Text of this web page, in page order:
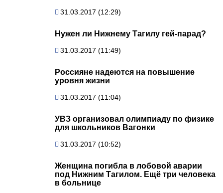
31.03.2017 (12:29)
Нужен ли Нижнему Тагилу гей-парад?
31.03.2017 (11:49)
Россияне надеются на повышение
уровня жизни
31.03.2017 (11:04)
УВЗ организовал олимпиаду по физике
для школьников Вагонки
31.03.2017 (10:52)
Женщина погибла в лобовой аварии
под Нижним Тагилом. Ещё три человека
в больнице